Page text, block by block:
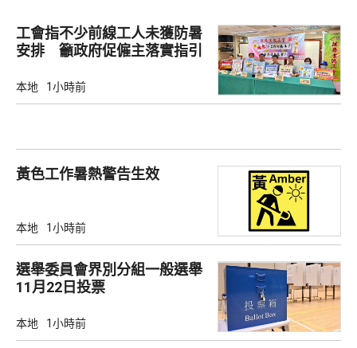
工會指不少前線工人未獲防暑
安排 籲政府促僱主落實指引
本地 1小時前
黃色工作暑熱警告生效
本地 1小時前
選舉委員會界別分組一般選舉
11月22日投票
本地 1小時前